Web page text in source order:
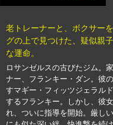
老トレーナーと、ボクサー
グの上で見つけた、疑似親
な運命。
ロサンゼルスの古びたジム。
ナー、フランキー・ダン。彼
すマギー・フィッツジェラル
するフランキー。しかし、彼
れ、ついに指導を開始。厳し